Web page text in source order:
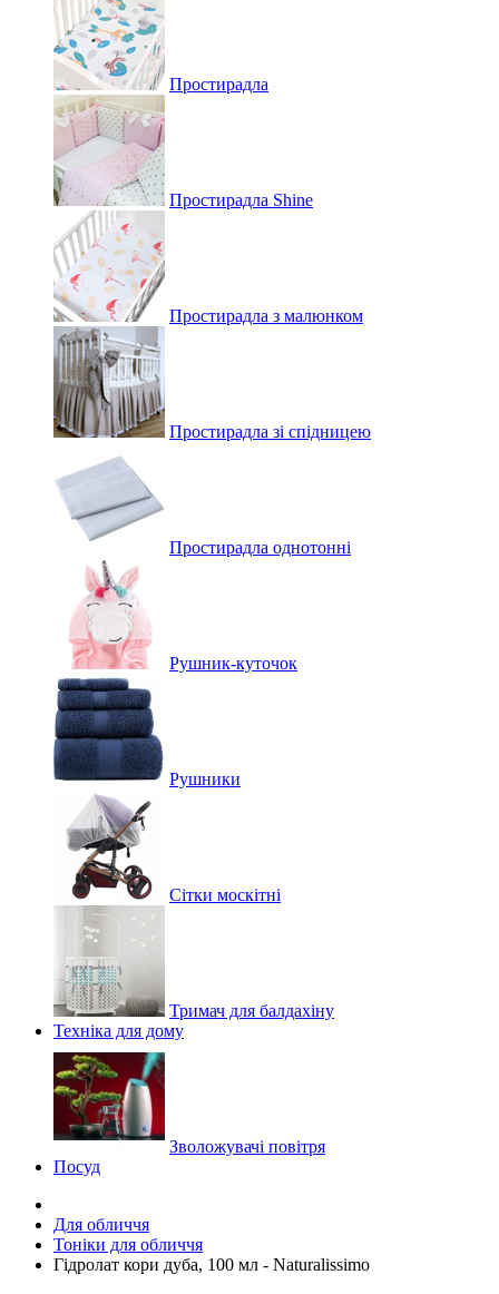
Простирадла
Простирадла Shine
Простирадла з малюнком
Простирадла зі спідницею
Простирадла однотонні
Рушник-куточок
Рушники
Сітки москітні
Тримач для балдахіну
Техніка для дому
Зволожувачі повітря
Посуд
Для обличчя
Тоніки для обличчя
Гідролат кори дуба, 100 мл - Naturalissimo